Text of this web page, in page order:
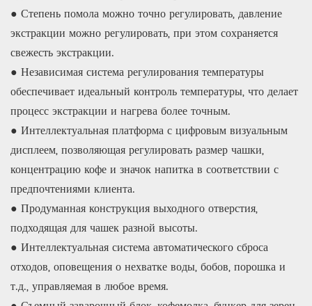
● Степень помола можно точно регулировать, давление
экстракции можно регулировать, при этом сохраняется
свежесть экстракции.
● Независимая система регулирования температуры
обеспечивает идеальный контроль температуры, что делает
процесс экстракции и нагрева более точным.
● Интеллектуальная платформа с цифровым визуальным
дисплеем, позволяющая регулировать размер чашки,
концентрацию кофе и значок напитка в соответствии с
предпочтениями клиента.
● Продуманная конструкция выходного отверстия,
подходящая для чашек разной высоты.
● Интеллектуальная система автоматического сброса
отходов, оповещения о нехватке воды, бобов, порошка и
т.д., управляемая в любое время.